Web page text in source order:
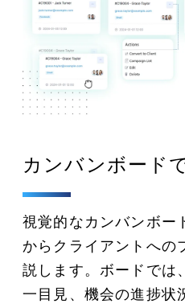
カンバンボード
視覚的なカンバンボー
からクライアントへの
説します。ボードでは
一目見、機会の進捗状